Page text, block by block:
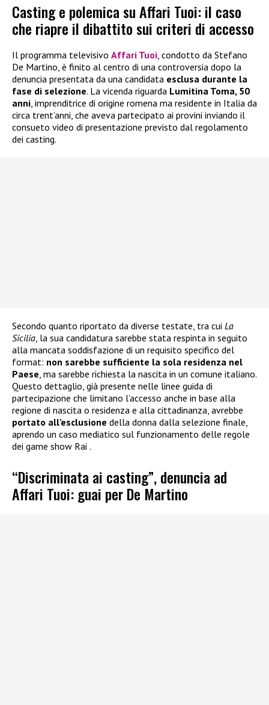
Casting e polemica su Affari Tuoi: il caso
che riapre il dibattito sui criteri di accesso
Il programma televisivo Affari Tuoi, condotto da Stefano
De Martino, è finito al centro di una controversia dopo la
denuncia presentata da una candidata esclusa durante la
fase di selezione. La vicenda riguarda Lumitina Toma, 50
anni, imprenditrice di origine romena ma residente in Italia da
circa trent’anni, che aveva partecipato ai provini inviando il
consueto video di presentazione previsto dal regolamento
dei casting.
Secondo quanto riportato da diverse testate, tra cui La
Sicilia, la sua candidatura sarebbe stata respinta in seguito
alla mancata soddisfazione di un requisito specifico del
format: non sarebbe sufficiente la sola residenza nel
Paese, ma sarebbe richiesta la nascita in un comune italiano.
Questo dettaglio, già presente nelle linee guida di
partecipazione che limitano l’accesso anche in base alla
regione di nascita o residenza e alla cittadinanza, avrebbe
portato all’esclusione della donna dalla selezione finale,
aprendo un caso mediatico sul funzionamento delle regole
dei game show Rai .
“Discriminata ai casting”, denuncia ad
Affari Tuoi: guai per De Martino